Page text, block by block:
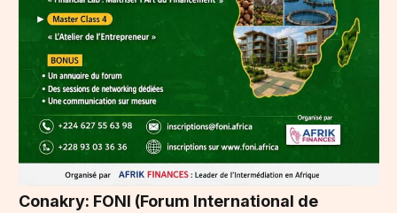
Conakry: FONI (Forum International de